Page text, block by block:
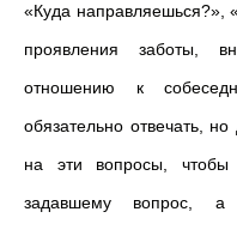
«Куда направляешься?»,
проявления заботы,
отношению к
обязательно отвечать,
на эти вопросы, чтобы
задавшему вопрос,